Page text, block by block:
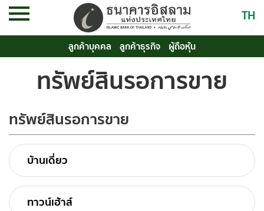
TH
ลูกค้าบุคคล ลูกค้าธุรกิจ ผู้ถือหุ้น
ทรัพย์สินรอการขาย
ทรัพย์สินรอการขาย
บ้านเดี่ยว
ทาวน์เฮ้าส์